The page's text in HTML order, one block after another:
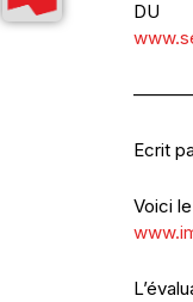
DU
Ecrit
Voici